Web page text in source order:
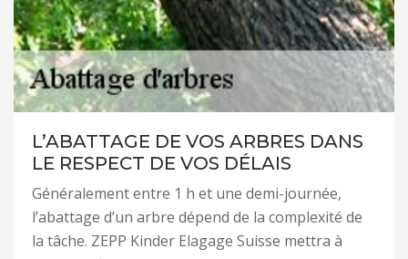
L’ABATTAGE DE VOS ARBRES DANS
LE RESPECT DE VOS DÉLAIS
Généralement entre 1 h et une demi-journée,
l’abattage d’un arbre dépend de la complexité de
la tâche. ZEPP Kinder Elagage Suisse mettra à